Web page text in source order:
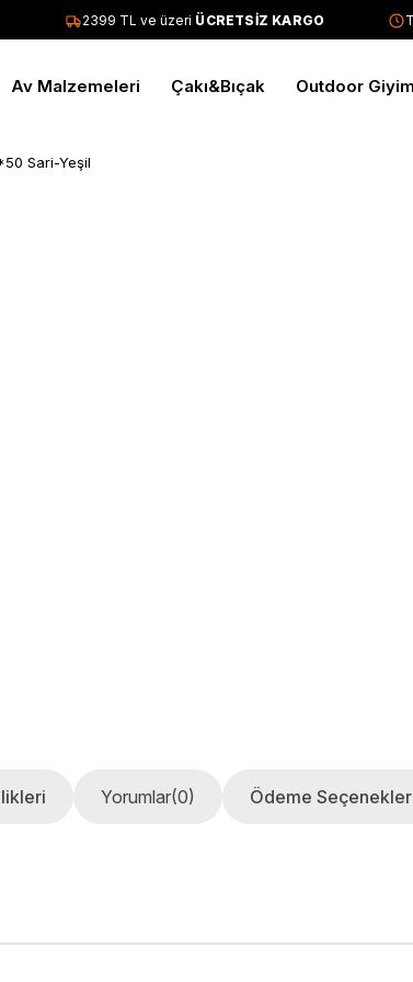
2399 TL ve üzeriÜCRETSİZ KARGO
Av Malzemeleri Çakı&Bıçak Outdoor
Sari-Yeşil
Yorumlar(0) Ödeme